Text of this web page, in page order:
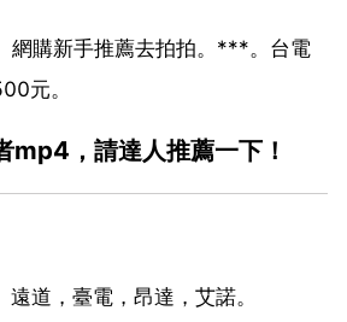
網購新手推薦去拍拍。***。台電
元。
，請達人推薦一下！
道，臺電，昂達，艾諾。